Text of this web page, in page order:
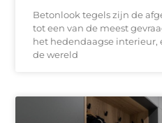
Betonlook tegels zijn de
tot een van de meest
het hedendaagse interieur,
de wereld